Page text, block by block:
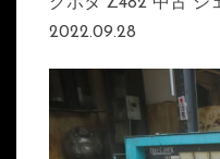
2022.09.28